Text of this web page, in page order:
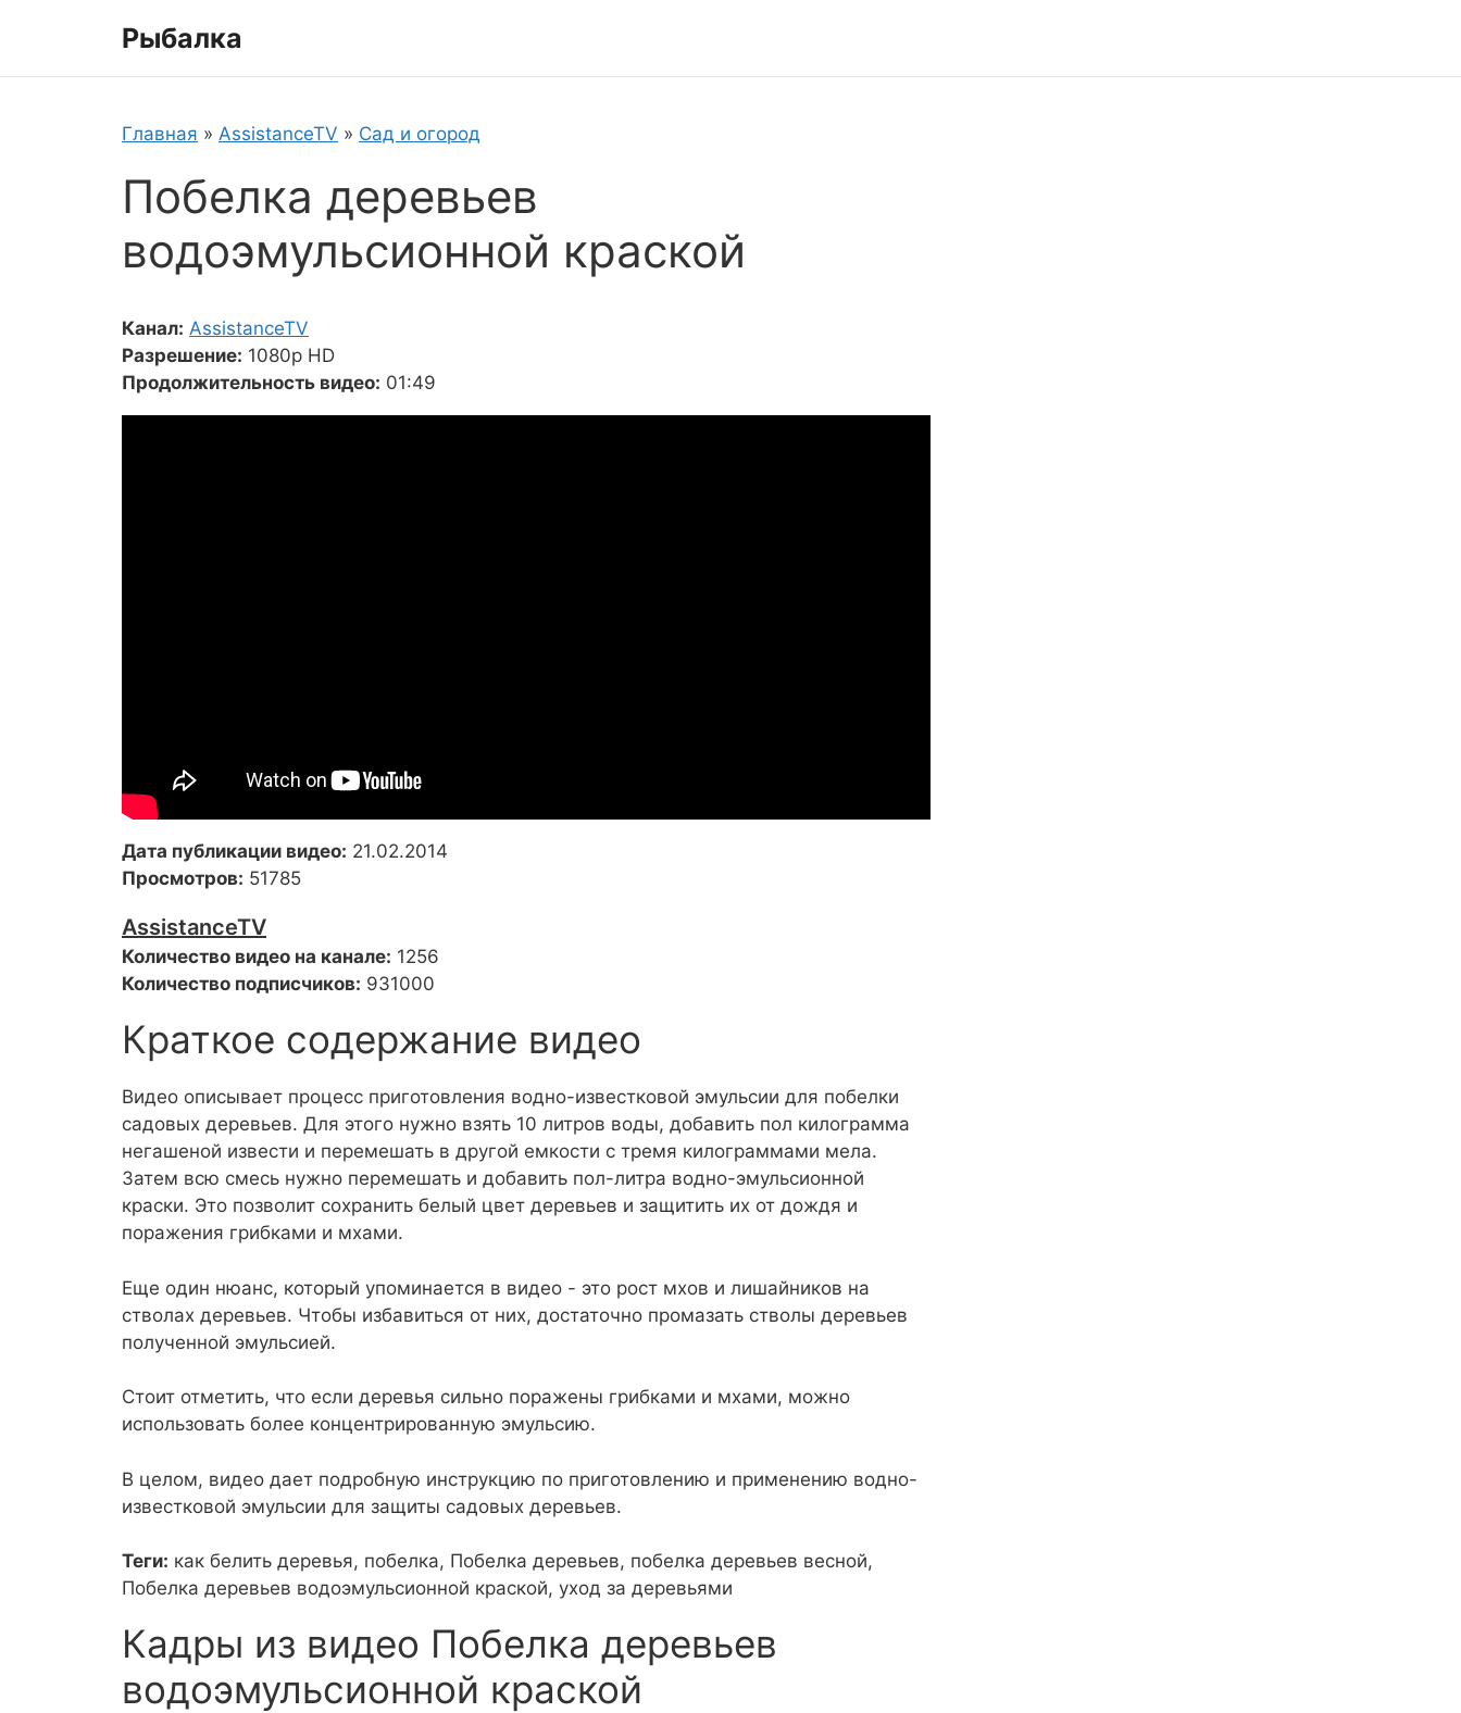
Рыбалка
Главная » AssistanceTV » Сад и огород
Побелка деревьев
водоэмульсионной краской
Канал: AssistanceTV
Разрешение: 1080p HD
Продолжительность видео: 01:49
Дата публикации видео: 21.02.2014
Просмотров: 51785
AssistanceTV
Количество видео на канале: 1256
Количество подписчиков: 931000
Краткое содержание видео
Видео описывает процесс приготовления водно-известковой эмульсии для побелки
садовых деревьев. Для этого нужно взять 10 литров воды, добавить пол килограмма
негашеной извести и перемешать в другой емкости с тремя килограммами мела.
Затем всю смесь нужно перемешать и добавить пол-литра водно-эмульсионной
краски. Это позволит сохранить белый цвет деревьев и защитить их от дождя и
поражения грибками и мхами.
Еще один нюанс, который упоминается в видео - это рост мхов и лишайников на
стволах деревьев. Чтобы избавиться от них, достаточно промазать стволы деревьев
полученной эмульсией.
Стоит отметить, что если деревья сильно поражены грибками и мхами, можно
использовать более концентрированную эмульсию.
В целом, видео дает подробную инструкцию по приготовлению и применению водно-
известковой эмульсии для защиты садовых деревьев.
Теги: как белить деревья, побелка, Побелка деревьев, побелка деревьев весной,
Побелка деревьев водоэмульсионной краской, уход за деревьями
Кадры из видео Побелка деревьев
водоэмульсионной краской